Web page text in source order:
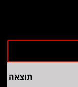
תוצאה